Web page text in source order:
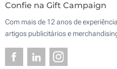
Confie na Gift Campaign
Com mais de 12 anos de
artigos publicitários e